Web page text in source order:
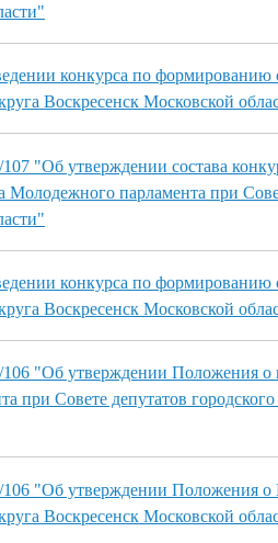
конкурса по формированию
Воскресенск Московской
"Об утверждении состава
парламента при
конкурса по формированию
Воскресенск Московской
"Об утверждении Положения о
Совете депутатов городского
106 "Об утверждении Положения
Воскресенск Московской